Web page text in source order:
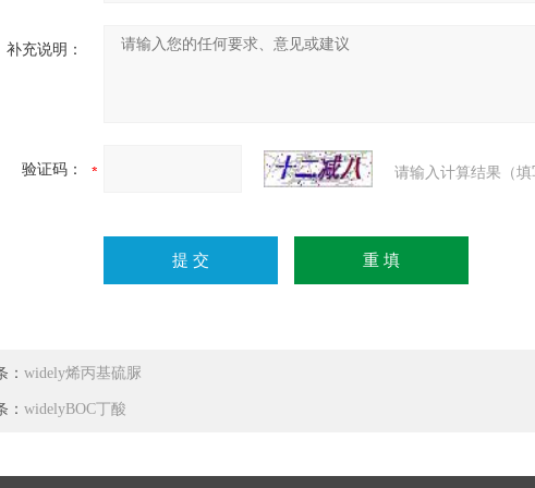
补充说明：
验证码： 请输入计算结果（
：widely烯丙基硫脲
：widelyBOC丁酸